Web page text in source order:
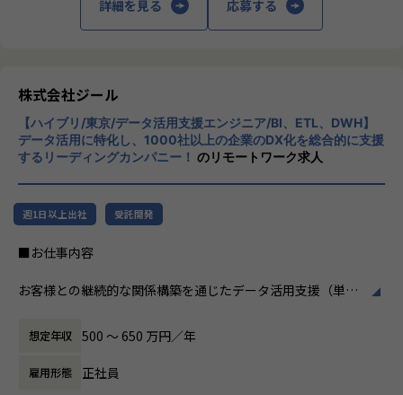
・ステアリングコミッティを通じた意思決定支援・関係強化
・顧客と「共に事業を創る」経験ができる
-単発案件ではなく、中長期視点で顧客のビジネス成長に
関与できます。
・大手企業の意思決定層と直接対峙できる
・裁量の大きいアカウント経営に近い役割
で関われます。
-データ領域の専門開発は不要。PM・ビジネス視点を活か
・セカンドキャリアとしてのフィット
-ラインマネジメント経験を活かしつつ、再び顧客最前線で
価値発揮が可能です。
■Mission：専門性と技術力、高度な分析ノ
ズに応えるため、私たちは「プロフェッショ
ナルサービスの大衆化」をミッションとして
掲げております。高い専門性を持った技術
力、深い経験から得られた多様性のある高度
な分析力をハイクオリティ＆ローコストで提
供することで、企業の競争優位確保に貢献す
ることを私たちは使命としております。
員全員が燃える会社」を目指しています。理
展する企業です。そして、社員全員が燃え続
ます。お客様に対する長期的な貢献を果たす
詳細を見る 応募する
株式会社ジール
【ハイブリ/東京/データ活用支援エンジニア/BI、ETL、DWH】
データ活用に特化し、1000社以上の企業のDX化を総合的に支援
するリーディングカンパニー！ のリモートワーク求人
週1日以上出社 受託開発
■お仕事内容
お客様との継続的な関係構築を通じたデータ活用支援（単発
具体的な業務内容は以下のとおりです。
●顧客の業務理解を深め、課題に対するデータ活用の提案・
実行
想定年収 500 〜 650 万円／年
雇用形態 正社員